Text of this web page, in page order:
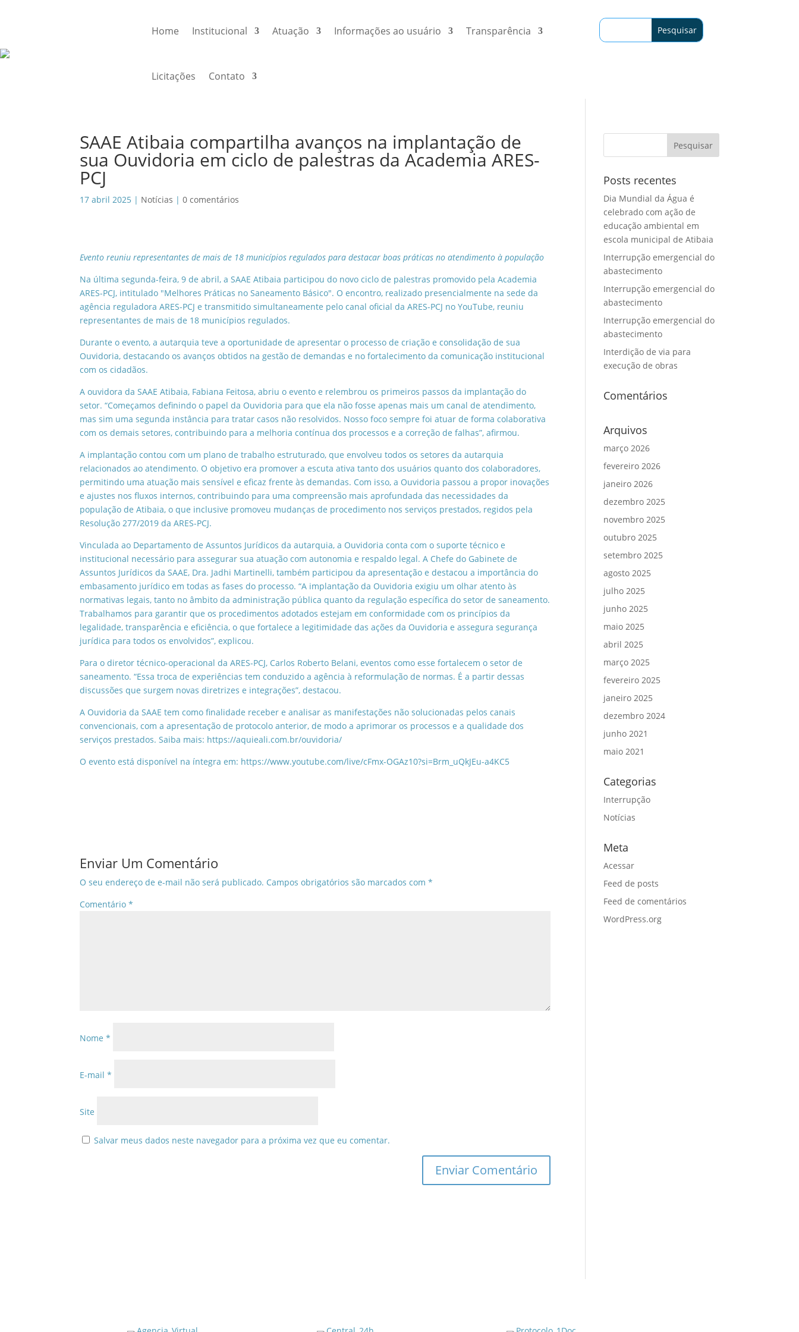
Home Institucional Atuação Informações ao usuário Transparência
Licitações Contato
SAAE Atibaia compartilha avanços na implantação de
sua Ouvidoria em ciclo de palestras da Academia ARES-
PCJ
17 abril 2025 | Notícias |0 comentários
Evento reuniu representantes de mais de 18 municípios regulados para destacar boas práticas no atendimento à população
Na última segunda-feira, 9 de abril, a SAAE Atibaia participou do novo ciclo de palestras promovido pela Academia
ARES-PCJ, intitulado "Melhores Práticas no Saneamento Básico". O encontro, realizado presencialmente na sede da
agência reguladora ARES-PCJ e transmitido simultaneamente pelo canal oficial da ARES-PCJ no YouTube, reuniu
representantes de mais de 18 municípios regulados.
Durante o evento, a autarquia teve a oportunidade de apresentar o processo de criação e consolidação de sua
Ouvidoria, destacando os avanços obtidos na gestão de demandas e no fortalecimento da comunicação institucional
com os cidadãos.
A ouvidora da SAAE Atibaia, Fabiana Feitosa, abriu o evento e relembrou os primeiros passos da implantação do
setor. “Começamos definindo o papel da Ouvidoria para que ela não fosse apenas mais um canal de atendimento,
mas sim uma segunda instância para tratar casos não resolvidos. Nosso foco sempre foi atuar de forma colaborativa
com os demais setores, contribuindo para a melhoria contínua dos processos e a correção de falhas”, afirmou.
A implantação contou com um plano de trabalho estruturado, que envolveu todos os setores da autarquia
relacionados ao atendimento. O objetivo era promover a escuta ativa tanto dos usuários quanto dos colaboradores,
permitindo uma atuação mais sensível e eficaz frente às demandas. Com isso, a Ouvidoria passou a propor inovações
e ajustes nos fluxos internos, contribuindo para uma compreensão mais aprofundada das necessidades da
população de Atibaia, o que inclusive promoveu mudanças de procedimento nos serviços prestados, regidos pela
Resolução 277/2019 da ARES-PCJ.
Vinculada ao Departamento de Assuntos Jurídicos da autarquia, a Ouvidoria conta com o suporte técnico e
institucional necessário para assegurar sua atuação com autonomia e respaldo legal. A Chefe do Gabinete de
Assuntos Jurídicos da SAAE, Dra. Jadhi Martinelli, também participou da apresentação e destacou a importância do
embasamento jurídico em todas as fases do processo. “A implantação da Ouvidoria exigiu um olhar atento às
normativas legais, tanto no âmbito da administração pública quanto da regulação específica do setor de saneamento.
Trabalhamos para garantir que os procedimentos adotados estejam em conformidade com os princípios da
legalidade, transparência e eficiência, o que fortalece a legitimidade das ações da Ouvidoria e assegura segurança
jurídica para todos os envolvidos”, explicou.
Para o diretor técnico-operacional da ARES-PCJ, Carlos Roberto Belani, eventos como esse fortalecem o setor de
saneamento. “Essa troca de experiências tem conduzido a agência à reformulação de normas. É a partir dessas
discussões que surgem novas diretrizes e integrações”, destacou.
A Ouvidoria da SAAE tem como finalidade receber e analisar as manifestações não solucionadas pelos canais
convencionais, com a apresentação de protocolo anterior, de modo a aprimorar os processos e a qualidade dos
serviços prestados. Saiba mais: https://aquieali.com.br/ouvidoria/
O evento está disponível na íntegra em: https://www.youtube.com/live/cFmx-OGAz10?si=Brm_uQkJEu-a4KC5
Enviar Um Comentário
O seu endereço de e-mail não será publicado. Campos obrigatórios são marcados com*
Comentário*
Nome*
E-mail*
Site
Salvar meus dados neste navegador para a próxima vez que eu comentar.
Posts recentes
Dia Mundial da Água é
celebrado com ação de
educação ambiental em
escola municipal de Atibaia
Interrupção emergencial do
abastecimento
Interrupção emergencial do
abastecimento
Interrupção emergencial do
abastecimento
Interdição de via para
execução de obras
Comentários
Arquivos
março 2026
fevereiro 2026
janeiro 2026
dezembro 2025
novembro 2025
outubro 2025
setembro 2025
agosto 2025
julho 2025
junho 2025
maio 2025
abril 2025
março 2025
fevereiro 2025
janeiro 2025
dezembro 2024
junho 2021
maio 2021
Categorias
Interrupção
Notícias
Meta
Acessar
Feed de posts
Feed de comentários
WordPress.org